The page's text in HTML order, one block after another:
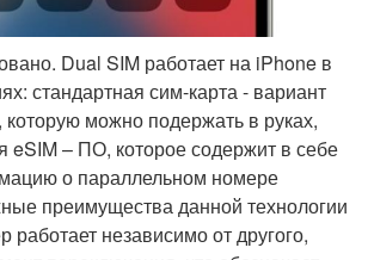
Dual SIM работает на iPhone в
стандартная сим-карта - вариант
можно подержать в руках,
eSIM – ПО, которое содержит в себе
о параллельном номере
преимущества данной технологии
независимо от другого,